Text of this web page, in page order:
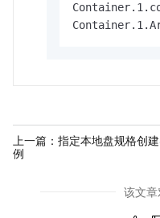
上一篇： 指定本地盘规格创
例
该文章